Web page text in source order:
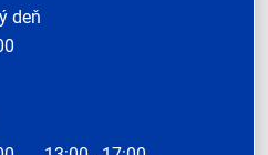
deň